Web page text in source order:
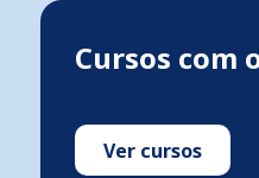
Cursos com
Ver cursos